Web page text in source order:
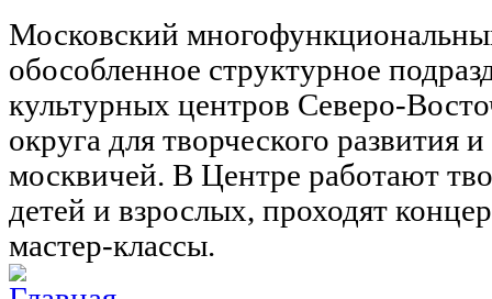
Московский
обособленное структурное
культурных центров Северо-
округа для творческого развития
москвичей. В Центре работают
детей и взрослых, проходят
мастер-классы.